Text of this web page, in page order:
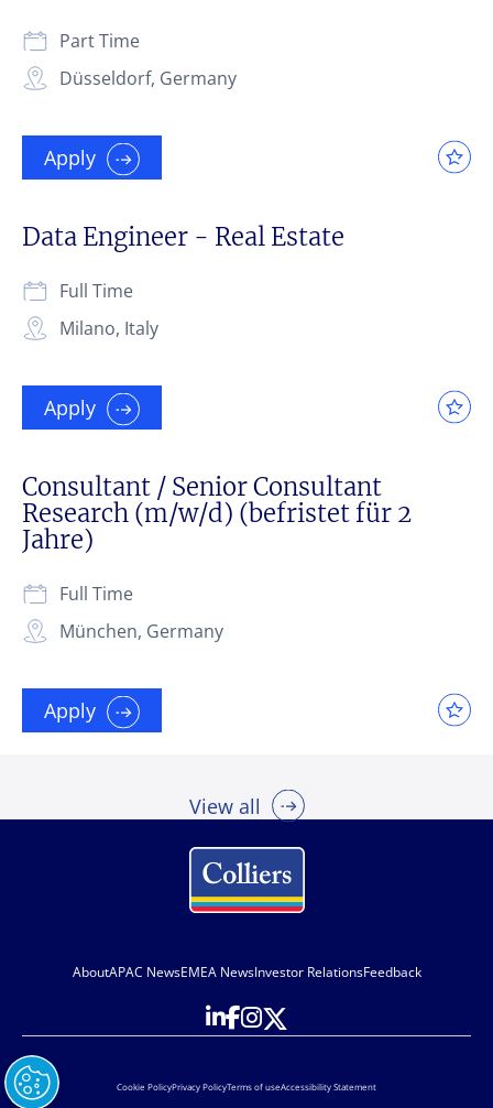
Düsseldorf, Germany
Part Time
Apply
Data Engineer - Real Estate
Milano, Italy
Full Time
Apply
Consultant / Senior Consultant
Research (m/w/d) (befristet für 2
Jahre)
München, Germany
Full Time
Apply
View all
AboutAPAC NewsEMEA NewsInvestor RelationsFeedback
Cookie PolicyPrivacy PolicyTerms of useAccessibility Statement